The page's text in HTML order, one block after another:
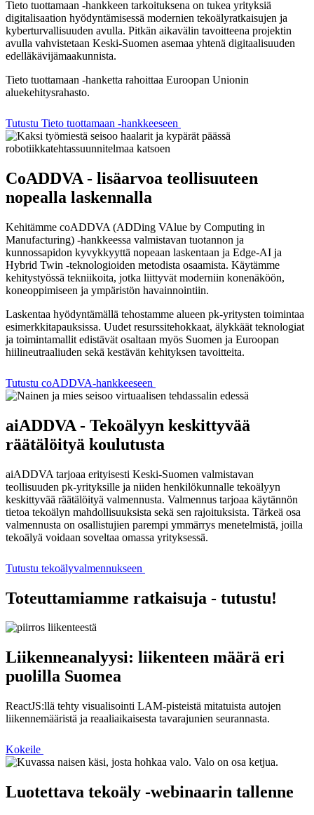
Tieto tuottamaan -hankkeen tarkoituksena on tukea yrityksiä
digitalisaation hyödyntämisessä modernien tekoälyratkaisujen ja
kyberturvallisuuden avulla. Pitkän aikavälin tavoitteena projektin
avulla vahvistetaan Keski-Suomen asemaa yhtenä digitaalisuuden
edelläkävijämaakunnista.
Tieto tuottamaan -hanketta rahoittaa Euroopan Unionin
aluekehitysrahasto.
Tutustu Tieto tuottamaan -hankkeeseen
CoADDVA - lisäarvoa teollisuuteen
nopealla laskennalla
Kehitämme coADDVA (ADDing VAlue by Computing in
Manufacturing) -hankkeessa valmistavan tuotannon ja
kunnossapidon kyvykkyyttä nopeaan laskentaan ja Edge-AI ja
Hybrid Twin -teknologioiden metodista osaamista. Käytämme
kehitystyössä tekniikoita, jotka liittyvät moderniin konenäköön,
koneoppimiseen ja ympäristön havainnointiin.
Laskentaa hyödyntämällä tehostamme alueen pk-yritysten toimintaa
esimerkkitapauksissa. Uudet resurssitehokkaat, älykkäät teknologiat
ja toimintamallit edistävät osaltaan myös Suomen ja Euroopan
hiilineutraaliuden sekä kestävän kehityksen tavoitteita.
Tutustu coADDVA-hankkeeseen
aiADDVA - Tekoälyyn keskittyvää
räätälöityä koulutusta
aiADDVA tarjoaa erityisesti Keski-Suomen valmistavan
teollisuuden pk-yrityksille ja niiden henkilökunnalle tekoälyyn
keskittyvää räätälöityä valmennusta. Valmennus tarjoaa käytännön
tietoa tekoälyn mahdollisuuksista sekä sen rajoituksista. Tärkeä osa
valmennusta on osallistujien parempi ymmärrys menetelmistä, joilla
tekoälyä voidaan soveltaa omassa yrityksessä.
Tutustu tekoälyvalmennukseen
Toteuttamiamme ratkaisuja - tutustu!
Liikenneanalyysi: liikenteen määrä eri
puolilla Suomea
ReactJS:llä tehty visualisointi LAM-pisteistä mitatuista autojen
liikennemääristä ja reaaliaikaisesta tavarajunien seurannasta.
Kokeile
Luotettava tekoäly -webinaarin tallenne